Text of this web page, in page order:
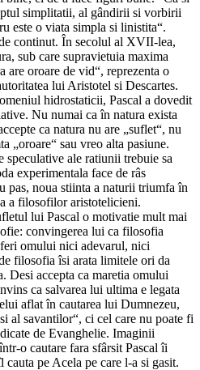
simplitatii, al gândirii si vorbirii
este o viata simpla si linistita“.
continut. În secolul al XVII-lea,
sub care supravietuia maxima
are oroare de vid“, reprezenta o
lui Aristotel si Descartes.
hidrostaticii, Pascal a dovedit
Nu numai ca în natura exista
ca natura nu are „suflet“, nu
„oroare“ sau vreo alta pasiune.
speculative ale ratiunii trebuie sa
experimentala face de râs
pas, noua stiinta a naturii triumfa în
a filosofilor aristotelicieni.
lui Pascal o motivatie mult mai
convingerea lui ca filosofia
omului nici adevarul, nici
filosofia îsi arata limitele ori da
Desi accepta ca maretia omului
ca salvarea lui ultima e legata
aflat în cautarea lui Dumnezeu,
al savantilor“, ci cel care nu poate fi
de Evanghelie. Imaginii
o cautare fara sfârsit Pascal îi
cauta pe Acela pe care l-a si gasit.